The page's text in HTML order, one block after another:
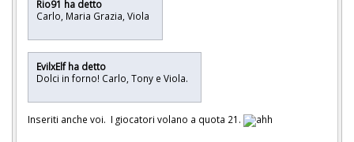
Rio91 ha detto
Carlo, Maria Grazia, Viola
EvilxElf ha detto
Dolci in forno! Carlo, Tony e Viola.
Inseriti anche voi. I giocatori volano a quota 21.